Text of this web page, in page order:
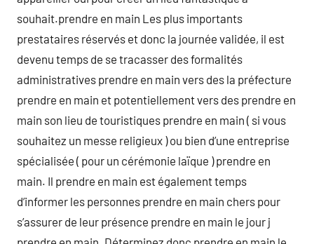
souhait.prendre en main Les plus importants
prestataires réservés et donc la journée validée, il est
devenu temps de se tracasser des formalités
administratives prendre en main vers des la préfecture
prendre en main et potentiellement vers des prendre en
main son lieu de touristiques prendre en main ( si vous
souhaitez un messe religieux ) ou bien d’une entreprise
spécialisée ( pour un cérémonie laïque ) prendre en
main. Il prendre en main est également temps
d’informer les personnes prendre en main chers pour
s’assurer de leur présence prendre en main le jour j